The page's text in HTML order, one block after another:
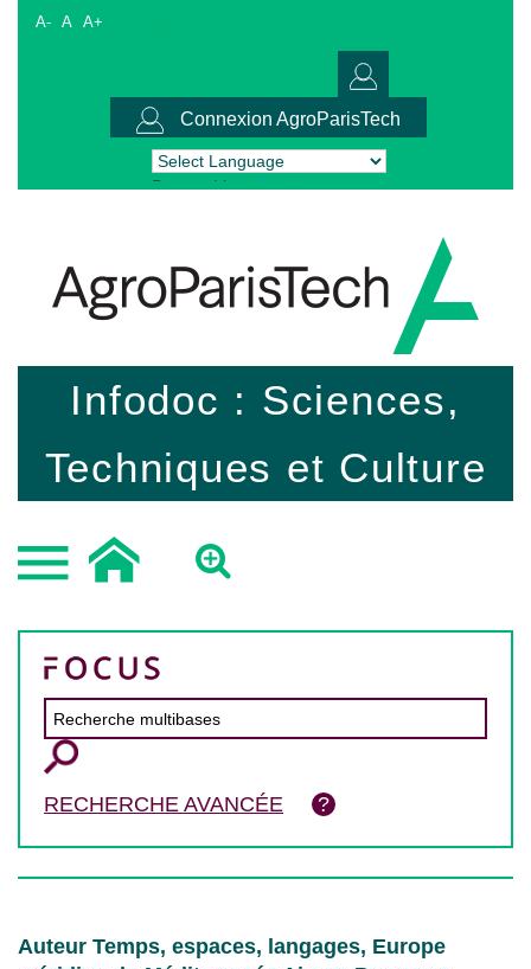
A- A A+
Connexion AgroParisTech
Powered by Translate
Infodoc : Sciences,
Techniques et Culture
RECHERCHE AVANCÉE
Auteur Temps, espaces, langages, Europe